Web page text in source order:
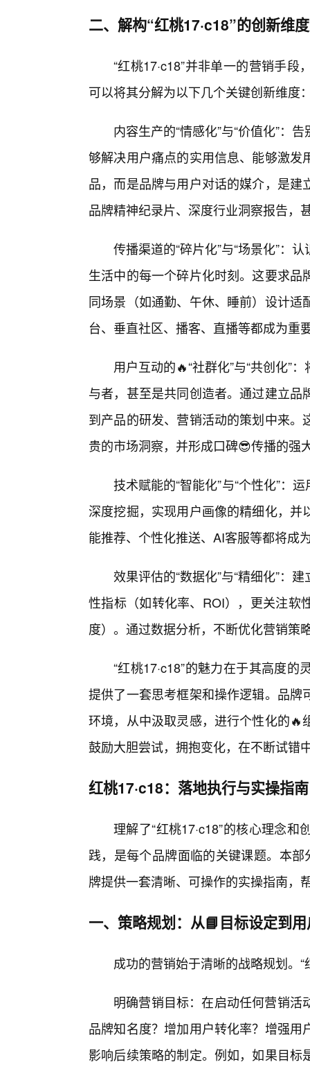
二、解构“红桃17·c18”的创新维度
“红桃17·c18”并非单一的营销手
可以将其分解为以下几个关键创新维度
内容生产的“情感化”与“价值化”：
够解决用户痛点的实用信息、能够激
品，而是品牌与用户对话的媒介，是
品牌精神纪录片、深度行业洞察报告，
传播渠道的“碎片化”与“场景化”：
生活中的每一个碎片化时刻。这要求
同场景（如通勤、午休、睡前）设计
台、垂直社区、播客、直播等都成为重
用户互动的🔥“社群化”与“共创化”
与者，甚至是共同创造者。通过建立
到产品的研发、营销活动的策划中来
贵的市场洞察，并形成口碑😎传播的强
技术赋能的“智能化”与“个性化”：
深度挖掘，实现用户画像的精细化，
能推荐、个性化推送、AI客服等都将成
效果评估的“数据化”与“精细化”：
性指标（如转化率、ROI），更关注软
度）。通过数据分析，不断优化营销策
“红桃17·c18”的魅力在于其高度
提供了一套思考框架和操作逻辑。品
环境，从中汲取灵感，进行个性化的
鼓励大胆尝试，拥抱变化，在不断试错
红桃17·c18：落地执行与实操指南
理解了“红桃17·c18”的核心理念
践，是每个品牌面临的关键课题。本部
牌提供一套清晰、可操作的实操指南，
一、策略规划：从📘目标设定到
成功的营销始于清晰的战略规划。
明确营销目标：在启动任何营销
品牌知名度？增加用户转化率？增强
影响后续策略的制定。例如，如果目